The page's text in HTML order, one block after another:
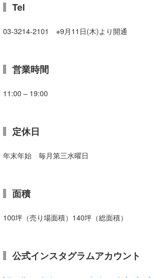
Tel
03-3214-2101 ※9月11日(木)より開通
営業時間
11:00 – 19:00
定休日
年末年始 毎月第三水曜日
面積
100坪（売り場面積）140坪（総面積）
公式インスタグラムアカウント